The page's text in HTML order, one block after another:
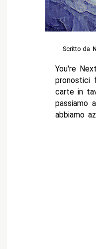
Scritto da
You're
pronostici
carte in
passiamo
abbiamo